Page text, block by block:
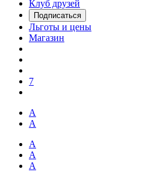
Клуб друзей
Подписаться
Льготы и цены
Магазин
7
А
А
А
А
А